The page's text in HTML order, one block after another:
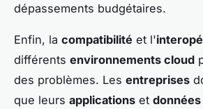
dépassements budgétaires.
Enfin, la compatibilité et l'
différents environnements cloud
des problèmes. Les entreprises
que leurs applications et données